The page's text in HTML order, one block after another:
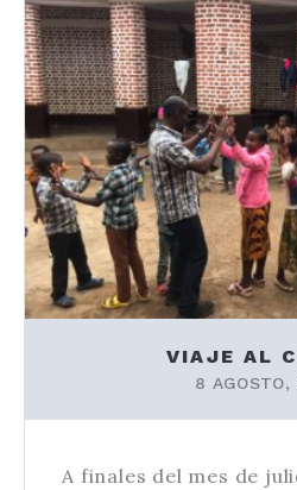
VIAJE AL
8 AGOSTO,
A finales del mes de